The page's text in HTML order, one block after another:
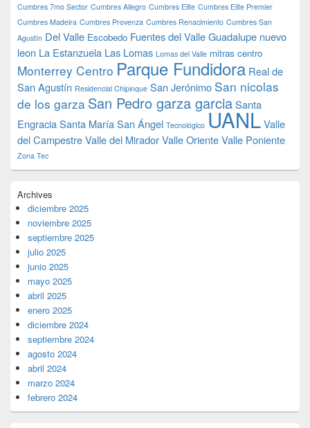
Cumbres 7mo Sector Cumbres Allegro Cumbres Elite Cumbres Elite Premier
Cumbres Madeira Cumbres Provenza Cumbres Renacimiento Cumbres San
Agustín Del Valle Escobedo Fuentes del ValleGuadalupe nuevo
leon La Estanzuela Las Lomas Lomas del Valle mitras centro
Monterrey Centro Parque Fundidora Real de
San Agustín Residencial Chipinque San Jerónimo San nicolas
de los garza San Pedro garza garciaSanta
EngraciaSanta MaríaSan Ángel Tecnológico UANLValle
del CampestreValle del MiradorValle OrienteValle Poniente
Zona Tec
Archives
diciembre 2025
noviembre 2025
septiembre 2025
julio 2025
junio 2025
mayo 2025
abril 2025
enero 2025
diciembre 2024
septiembre 2024
agosto 2024
abril 2024
marzo 2024
febrero 2024